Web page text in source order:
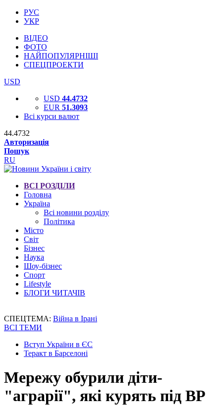
РУС
УКР
ВІДЕО
ФОТО
НАЙПОПУЛЯРНІШІ
СПЕЦПРОЕКТИ
USD
USD 44.4732
EUR 51.3093
Всі курси валют
44.4732
Авторизація
Пошук
RU
ВСІ РОЗДІЛИ
Головна
Україна
Всі новини розділу
Політика
Місто
Світ
Бізнес
Наука
Шоу-бізнес
Спорт
Lifestyle
БЛОГИ ЧИТАЧІВ
СПЕЦТЕМА: Війна в Ірані
ВСІ ТЕМИ
Вступ України в ЄС
Теракт в Барселоні
Мережу обурили діти-
"аграрії", які курять під ВР